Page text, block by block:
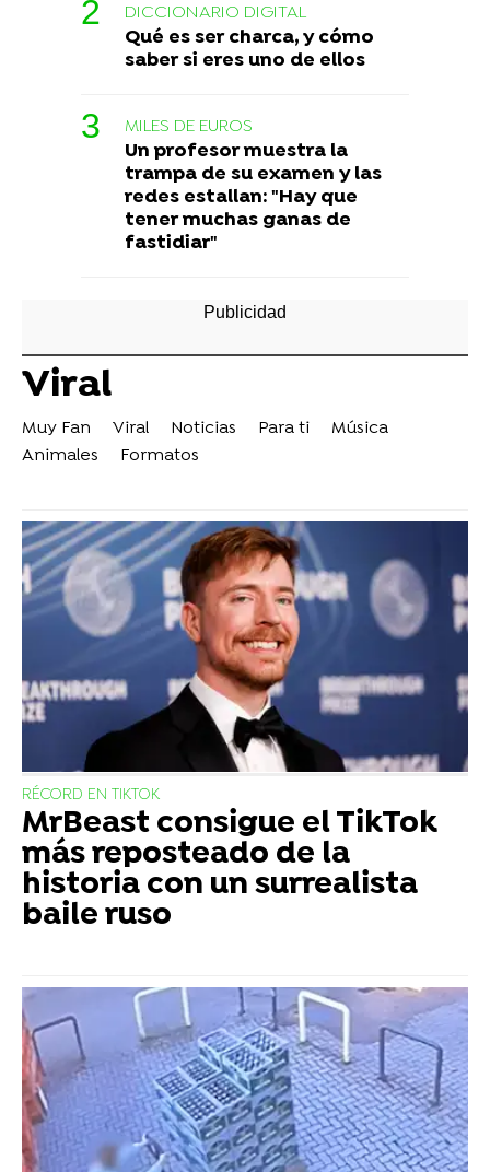
DICCIONARIO DIGITAL
Qué es ser charca, y cómo
saber si eres uno de ellos
MILES DE EUROS
Un profesor muestra la
trampa de su examen y las
redes estallan: "Hay que
tener muchas ganas de
fastidiar"
Viral
Muy Fan Viral Noticias Para ti
Música
Animales
Formatos
RÉCORD EN TIKTOK
MrBeast consigue el TikTok
más reposteado de la
historia con un surrealista
baile ruso